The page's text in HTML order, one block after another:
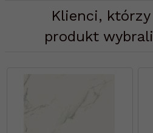
Klienci,
produkt